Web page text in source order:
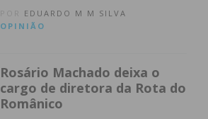
EDUARDO M M SILVA
OPINIÃO
Rosário Machado deixa o
cargo de diretora da Rota do
Românico